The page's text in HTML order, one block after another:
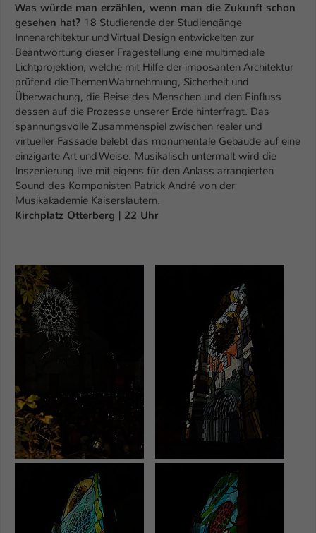
Was würde man erzählen, wenn man die Zukunft schon
gesehen hat? 18 Studierende der Studiengänge
Innenarchitektur und Virtual Design entwickelten zur
Beantwortung dieser Fragestellung eine multimediale
Lichtprojektion, welche mit Hilfe der imposanten Architektur
prüfend die Themen Wahrnehmung, Sicherheit und
Überwachung, die Reise des Menschen und den Einfluss
dessen auf die Prozesse unserer Erde hinterfragt. Das
spannungsvolle Zusammenspiel zwischen realer und
virtueller Fassade belebt das monumentale Gebäude auf eine
einzigarte Art und Weise. Musikalisch untermalt wird die
Inszenierung live mit eigens für den Anlass arrangierten
Sound des Komponisten Patrick André von der
Musikakademie Kaiserslautern.
Kirchplatz Otterberg | 22 Uhr
Show larger version
Show larger version Show larger version